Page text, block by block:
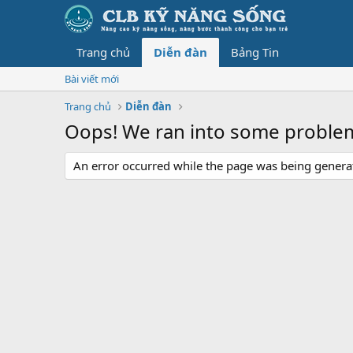
Trang chủ Diễn đàn Bảng Tin
Bài viết mới
Trang chủ
Diễn đàn
Oops! We ran into some
An error occurred while the page was being